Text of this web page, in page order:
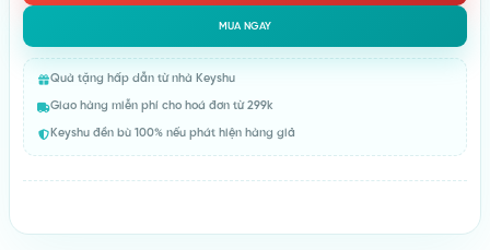
MUA NGAY
Quà tặng hấp dẫn từ nhà Keyshu
Giao hàng miễn phí cho hoá đơn từ 299k
Keyshu đền bù 100% nếu phát hiện hàng giả